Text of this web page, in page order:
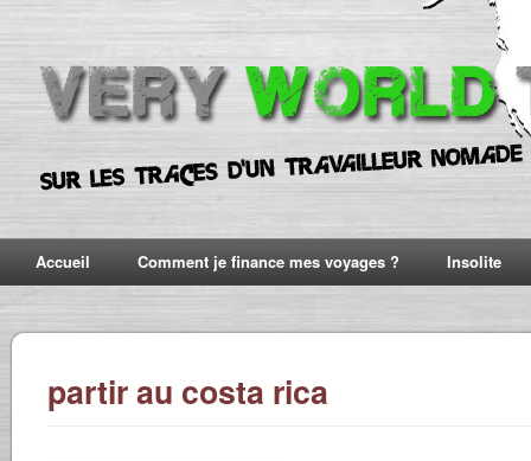
Accueil Comment je finance mes voyages ? Insolite
partir au costa rica